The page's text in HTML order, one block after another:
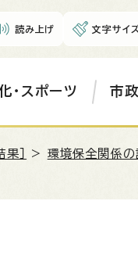
読み上げ 文字サイ
・スポーツ 市
］ > 環境保全関係の